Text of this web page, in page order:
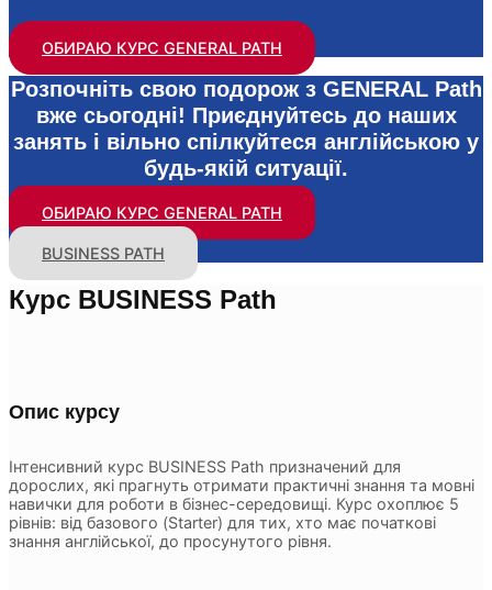
ОБИРАЮ КУРС GENERAL PATH
Розпочніть свою подорож з GENERAL Path
вже сьогодні! Приєднуйтесь до наших
занять і вільно спілкуйтеся англійською у
будь-якій ситуації.
ОБИРАЮ КУРС GENERAL PATH
BUSINESS PATH
Курс BUSINESS Path
Опис курсу
Інтенсивний курс BUSINESS Path призначений для
дорослих, які прагнуть отримати практичні знання та мовні
навички для роботи в бізнес-середовищі. Курс охоплює 5
рівнів: від базового (Starter) для тих, хто має початкові
знання англійської, до просунутого рівня.